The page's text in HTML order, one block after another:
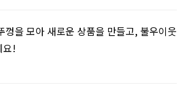
껑을 모아 새로운 상품을 만들고, 불우이웃
요!